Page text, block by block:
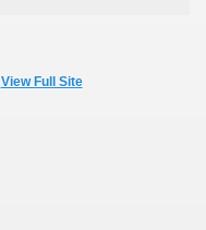
View Full Site